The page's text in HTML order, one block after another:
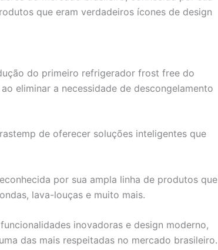
que eram verdadeiros ícones de design
do primeiro refrigerador frost free do
eliminar a necessidade de descongelamento
de oferecer soluções inteligentes que
por sua ampla linha de produtos que
lava-louças e muito mais.
inovadoras e design moderno,
das mais respeitadas no mercado brasileiro.